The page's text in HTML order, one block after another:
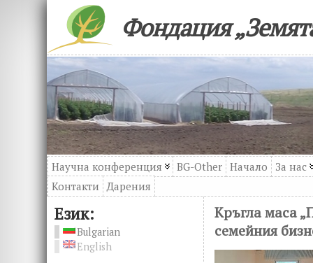
Фондация
Научна конференция BG-Other Начало За нас
Контакти
Дарения
Език:
Bulgarian
English
Кръгла маса
семейния